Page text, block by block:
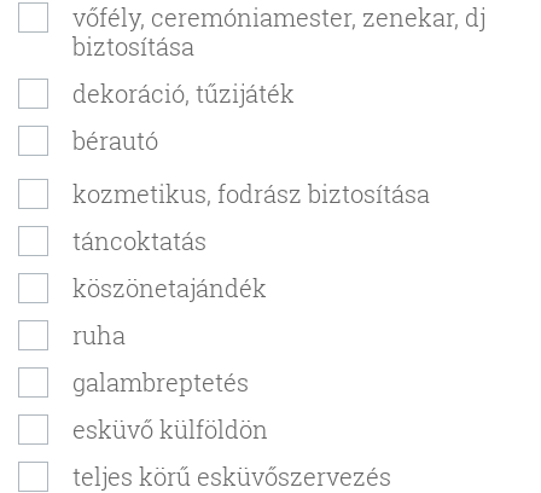
vőfély, ceremóniamester, zenekar, dj
biztosítása
dekoráció, tűzijáték
bérautó
kozmetikus, fodrász biztosítása
táncoktatás
köszönetajándék
ruha
galambreptetés
esküvő külföldön
teljes körű esküvőszervezés